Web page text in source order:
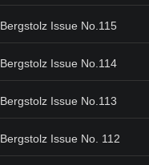
Bergstolz Issue No.115
Bergstolz Issue No.114
Bergstolz Issue No.113
Bergstolz Issue No. 112